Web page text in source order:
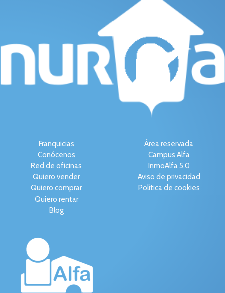
Franquicias
Conócenos
Red de oficinas
Quiero vender
Quiero comprar
Quiero rentar
Blog
Área reservada
Campus Alfa
InmoAlfa 5.0
Aviso de privacidad
Política de cookies